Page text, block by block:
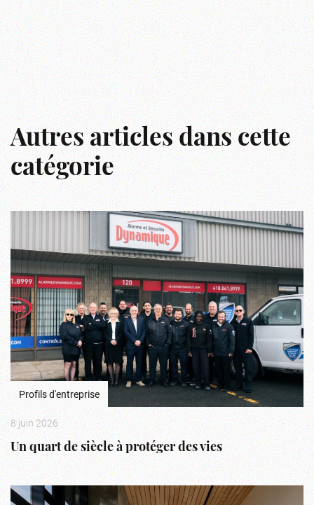
Autres articles dans cette
catégorie
Profils d'entreprise
8 juin 2026
Un quart de siècle à protéger des vies